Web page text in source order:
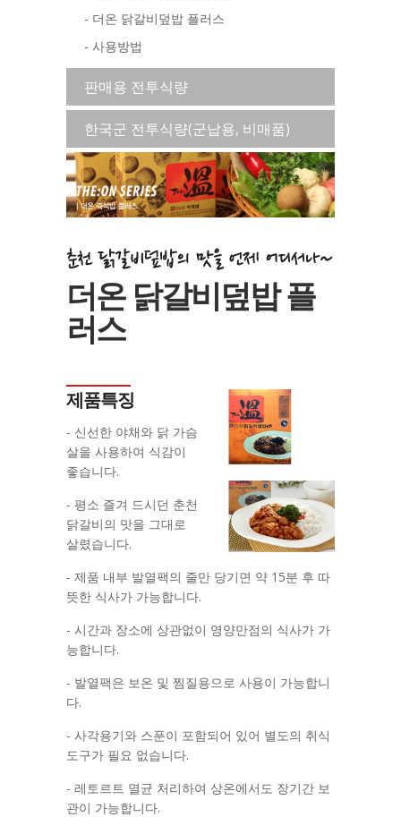
- 더온 닭갈비덮밥 플러스
- 사용방법
판매용 전투식량
한국군 전투식량(군납용, 비매품)
더온 닭갈비덮밥 플
러스
제품특징
- 신선한 야채와 닭 가슴
살을 사용하여 식감이
좋습니다.
- 평소 즐겨 드시던 춘천
닭갈비의 맛을 그대로
살렸습니다.
- 제품 내부 발열팩의 줄만 당기면 약 15분 후 따
뜻한 식사가 가능합니다.
- 시간과 장소에 상관없이 영양만점의 식사가 가
능합니다.
- 발열팩은 보온 및 찜질용으로 사용이 가능합니
다.
- 사각용기와 스푼이 포함되어 있어 별도의 취식
도구가 필요 없습니다.
- 레토르트 멸균 처리하여 상온에서도 장기간 보
관이 가능합니다.